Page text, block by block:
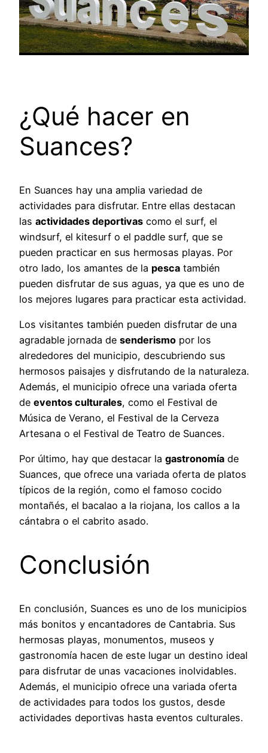
¿Qué hacer en
Suances?
En Suances hay una amplia variedad de
actividades para disfrutar. Entre ellas destacan
las actividades deportivas como el surf, el
windsurf, el kitesurf o el paddle surf, que se
pueden practicar en sus hermosas playas. Por
otro lado, los amantes de la pesca también
pueden disfrutar de sus aguas, ya que es uno de
los mejores lugares para practicar esta actividad.
Los visitantes también pueden disfrutar de una
agradable jornada de senderismo por los
alrededores del municipio, descubriendo sus
hermosos paisajes y disfrutando de la naturaleza.
Además, el municipio ofrece una variada oferta
de eventos culturales, como el Festival de
Música de Verano, el Festival de la Cerveza
Artesana o el Festival de Teatro de Suances.
Por último, hay que destacar la gastronomía de
Suances, que ofrece una variada oferta de platos
típicos de la región, como el famoso cocido
montañés, el bacalao a la riojana, los callos a la
cántabra o el cabrito asado.
Conclusión
En conclusión, Suances es uno de los municipios
más bonitos y encantadores de Cantabria. Sus
hermosas playas, monumentos, museos y
gastronomía hacen de este lugar un destino ideal
para disfrutar de unas vacaciones inolvidables.
Además, el municipio ofrece una variada oferta
de actividades para todos los gustos, desde
actividades deportivas hasta eventos culturales.